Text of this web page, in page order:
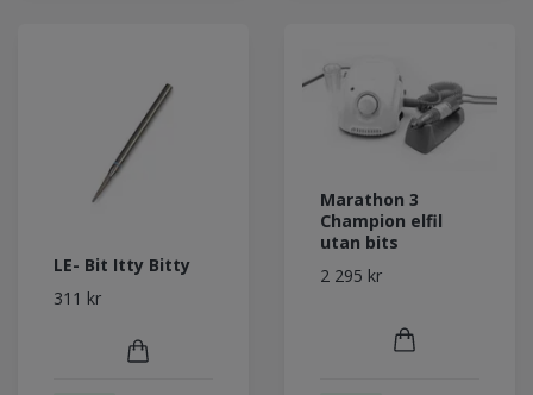
LE- Bit Itty Bitty
311 kr
Marathon 3
Champion elfil
utan bits
2 295 kr